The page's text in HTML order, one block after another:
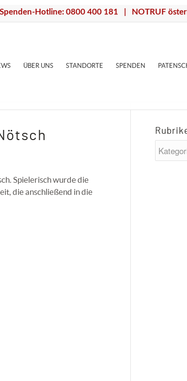
Spenden-Hotline: 0800 400 181 | NOTRUF
ÜBER UNS STANDORTE SPENDEN
Spielerisch wurde die
die anschließend in die